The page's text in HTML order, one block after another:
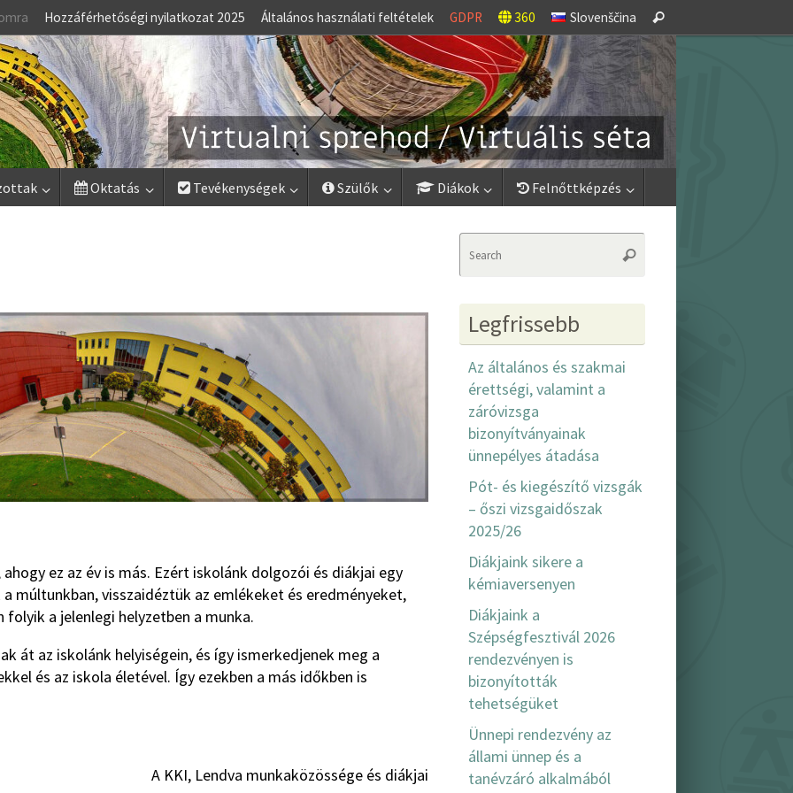
Hozzáférhetőségi nyilatkozat 2025 Általános használati feltételek GDPR 360 Slovenščina
for:
Search
Oktatás Tevékenységek Szülők Diákok Felnőttképzés
ez az év is más. Ezért iskolánk dolgozói és diákjai egy
múltunkban, visszaidéztük az emlékeket és eredményeket,
a jelenlegi helyzetben a munka.
át az iskolánk helyiségein, és így ismerkedjenek meg a
és az iskola életével. Így ezekben a más időkben is
A KKI, Lendva munkaközössége és diákjai
Search
Legfrissebb
Az általános és szakmai
érettségi, valamint a
záróvizsga
bizonyítványainak
ünnepélyes átadása
Pót- és kiegészítő vizsgák
– őszi vizsgaidőszak
2025/26
Diákjaink sikere a
kémiaversenyen
Diákjaink a
Szépségfesztivál 2026
rendezvényen is
bizonyították
tehetségüket
Ünnepi rendezvény az
állami ünnep és a
tanévzáró alkalmából